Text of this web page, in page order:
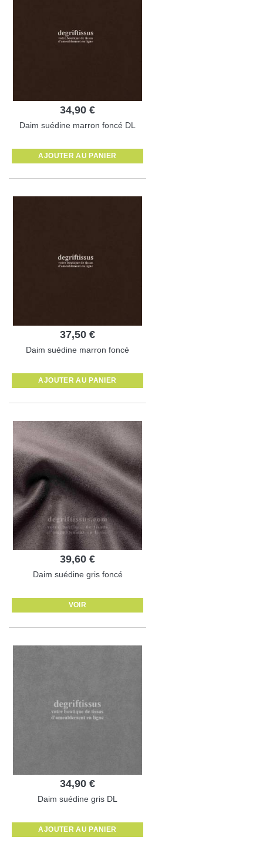
34,90 €
Daim suédine marron foncé DL
AJOUTER AU PANIER
37,50 €
Daim suédine marron foncé
AJOUTER AU PANIER
39,60 €
Daim suédine gris foncé
VOIR
34,90 €
Daim suédine gris DL
AJOUTER AU PANIER